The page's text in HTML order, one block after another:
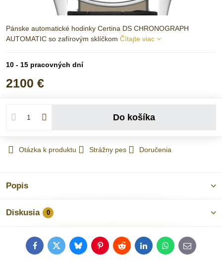
Pánske automatické hodinky Certina DS CHRONOGRAPH
AUTOMATIC so zafírovým sklíčkom Čítajte viac
10 - 15 pracovných dní
2100 €
Do košíka
Otázka k produktu Strážny pes Doručenia
Popis
Diskusia 0
FacebookTwitterBlueskyPinterestRedditLinkedInWhatsApp
E-
mail